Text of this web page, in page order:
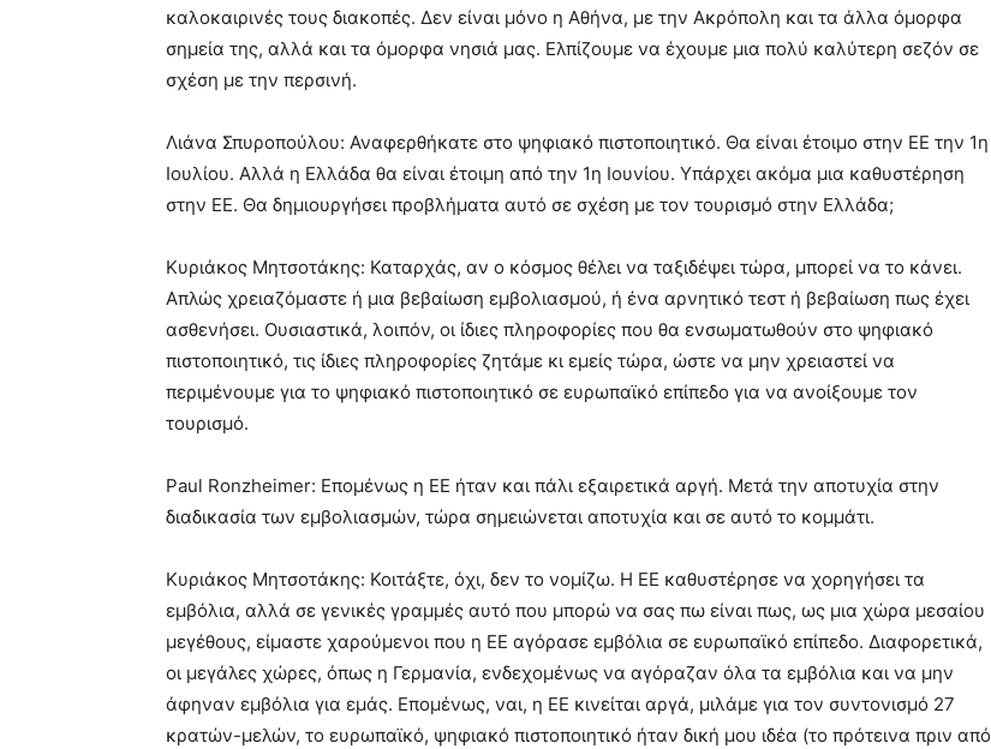
καλοκαιρινές τους διακοπές. Δεν είναι μόνο η Αθήνα, με την Ακρόπολη και τα άλλα όμορφα
σημεία της, αλλά και τα όμορφα νησιά μας. Ελπίζουμε να έχουμε μια πολύ καλύτερη σεζόν σε
σχέση με την περσινή.
Λιάνα Σπυροπούλου: Αναφερθήκατε στο ψηφιακό πιστοποιητικό. Θα είναι έτοιμο στην ΕΕ την 1η
Ιουλίου. Αλλά η Ελλάδα θα είναι έτοιμη από την 1η Ιουνίου. Υπάρχει ακόμα μια καθυστέρηση
στην ΕΕ. Θα δημιουργήσει προβλήματα αυτό σε σχέση με τον τουρισμό στην Ελλάδα;
Κυριάκος Μητσοτάκης: Καταρχάς, αν ο κόσμος θέλει να ταξιδέψει τώρα, μπορεί να το κάνει.
Απλώς χρειαζόμαστε ή μια βεβαίωση εμβολιασμού, ή ένα αρνητικό τεστ ή βεβαίωση πως έχει
ασθενήσει. Ουσιαστικά, λοιπόν, οι ίδιες πληροφορίες που θα ενσωματωθούν στο ψηφιακό
πιστοποιητικό, τις ίδιες πληροφορίες ζητάμε κι εμείς τώρα, ώστε να μην χρειαστεί να
περιμένουμε για το ψηφιακό πιστοποιητικό σε ευρωπαϊκό επίπεδο για να ανοίξουμε τον
τουρισμό.
Paul Ronzheimer: Επομένως η ΕΕ ήταν και πάλι εξαιρετικά αργή. Μετά την αποτυχία στην
διαδικασία των εμβολιασμών, τώρα σημειώνεται αποτυχία και σε αυτό το κομμάτι.
Κυριάκος Μητσοτάκης: Κοιτάξτε, όχι, δεν το νομίζω. Η ΕΕ καθυστέρησε να χορηγήσει τα
εμβόλια, αλλά σε γενικές γραμμές αυτό που μπορώ να σας πω είναι πως, ως μια χώρα μεσαίου
μεγέθους, είμαστε χαρούμενοι που η ΕΕ αγόρασε εμβόλια σε ευρωπαϊκό επίπεδο. Διαφορετικά,
οι μεγάλες χώρες, όπως η Γερμανία, ενδεχομένως να αγόραζαν όλα τα εμβόλια και να μην
άφηναν εμβόλια για εμάς. Επομένως, ναι, η ΕΕ κινείται αργά, μιλάμε για τον συντονισμό 27
κρατών-μελών, το ευρωπαϊκό, ψηφιακό πιστοποιητικό ήταν δική μου ιδέα (το πρότεινα πριν από